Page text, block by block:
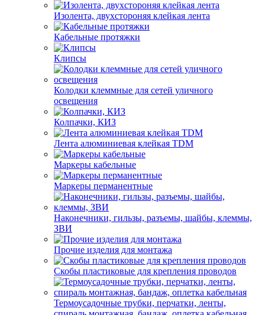
Изолента, двухстороняя клейкая лента
Кабельные протяжки
Клипсы
Колодки клеммные для сетей уличного
освещения
Колпачки, КИЗ
Лента алюминиевая клейкая TDM
Маркеры кабельные
Маркеры перманентные
Наконечники, гильзы, разъемы, шайбы, клеммы,
ЗВИ
Прочие изделия для монтажа
Скобы пластиковые для крепления проводов
Термоусадочные трубки, перчатки, ленты,